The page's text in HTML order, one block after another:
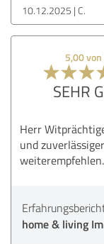
10.12.2025 C.
5,00 von
SEHR
Herr
und
weiterempfehlen.
home & living